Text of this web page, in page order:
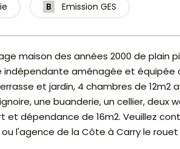
B Emission GES
maison des années 2000 de plain
indépendante aménagée et équipée
et jardin, 4 chambres de 12m2
une buanderie, un cellier, deux
et dépendance de 16m2. Veuillez
ou l'agence de la Côte à Carry le